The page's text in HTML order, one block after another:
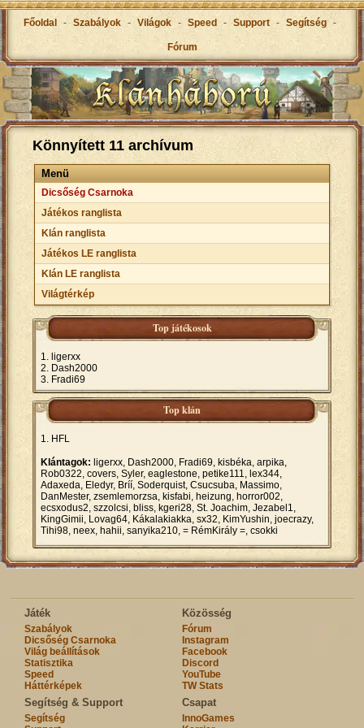
Főoldal - Szabályok - Világok - Speed - Support - Segítség -
Fórum
Könnyített 11 archívum
Menü
Dicsőség Csarnoka
Játékos ranglista
Klán ranglista
Játékos LE ranglista
Klán LE ranglista
Világtérkép
Top játékosok
ligerxx
Dash2000
Fradi69
Top klán
HFL
Klántagok: ligerxx, Dash2000, Fradi69, kisbéka, arpika,
Rob0322, covers, Syler, eaglestone, petike111, lex344,
Adaxeda, Eledyr, Bríí, Soderquist, Csucsuba, Massimo,
DanMester, zsemlemorzsa, kisfabi, heizung, horror002,
ecsxodus2, szzolcsi, bliss, kgeri28, St. Joachim, Jezabel1,
KingGimii, Lovag64, Kákalakiakka, sx32, KimYushin, joecrazy,
Tihi98, neex, hahii, sanyika210, = RémKirály =, csokki
Játék
Szabályok
Dicsőség Csarnoka
Világ beállítások
Statisztika
Speed
Háttérképek
Közösség
Fórum
Instagram
Facebook
Discord
YouTube
TW Stats
Segítség & Support
Segítség
Csapat
InnoGames